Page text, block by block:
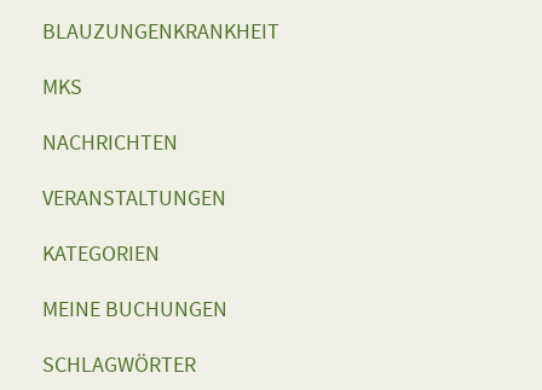
BLAUZUNGENKRANKHEIT
MKS
NACHRICHTEN
VERANSTALTUNGEN
KATEGORIEN
MEINE BUCHUNGEN
SCHLAGWÖRTER